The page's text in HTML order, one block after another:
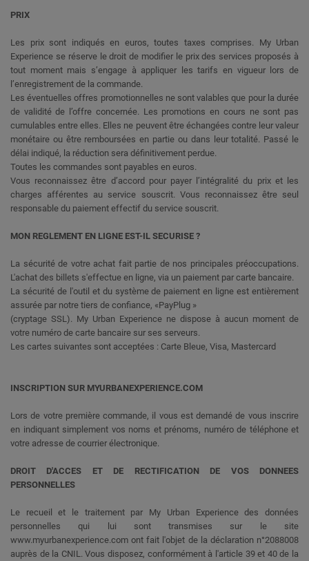
PRIX
Les prix sont indiqués en euros, toutes taxes comprises. My Urban
Experience se réserve le droit de modifier le prix des services proposés à
tout moment mais s’engage à appliquer les tarifs en vigueur lors de
l’enregistrement de la commande.
Les éventuelles offres promotionnelles ne sont valables que pour la durée
de validité de l’offre concernée. Les promotions en cours ne sont pas
cumulables entre elles. Elles ne peuvent être échangées contre leur valeur
monétaire ou être remboursées en partie ou dans leur totalité. Passé le
délai indiqué, la réduction sera définitivement perdue.
Toutes les commandes sont payables en euros.
Vous reconnaissez être d’accord pour payer l’intégralité du prix et les
charges afférentes au service souscrit. Vous reconnaissez être seul
responsable du paiement effectif du service souscrit.
MON REGLEMENT EN LIGNE EST-IL SECURISE ?
La sécurité de votre achat fait partie de nos principales préoccupations.
L'achat des billets s'effectue en ligne, via un paiement par carte bancaire.
La sécurité de l'outil et du système de paiement en ligne est entièrement
assurée par notre tiers de confiance, «PayPlug »
(cryptage SSL). My Urban Experience ne dispose à aucun moment de
votre numéro de carte bancaire sur ses serveurs.
Les cartes suivantes sont acceptées : Carte Bleue, Visa, Mastercard
INSCRIPTION SUR MYURBANEXPERIENCE.COM
Lors de votre première commande, il vous est demandé de vous inscrire
en indiquant simplement vos noms et prénoms, numéro de téléphone et
votre adresse de courrier électronique.
DROIT D'ACCES ET DE RECTIFICATION DE VOS DONNEES
PERSONNELLES
Le recueil et le traitement par My Urban Experience des données
personnelles qui lui sont transmises sur le site
www.myurbanexperience.com ont fait l'objet de la déclaration n°2088008
auprès de la CNIL. Vous disposez, conformément à l'article 39 et 40 de la